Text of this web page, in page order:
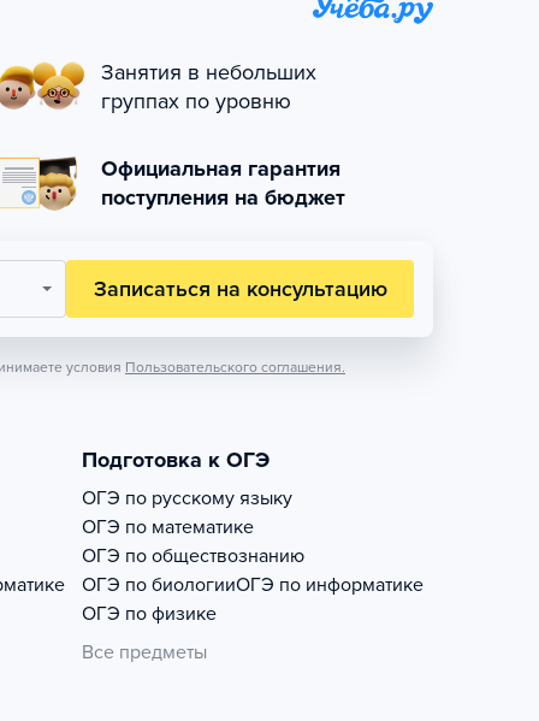
Занятия в небольших
группах по уровню
Официальная гарантия
поступления на бюджет
Записаться на консультацию
условия Пользовательского соглашения.
Подготовка к ОГЭ
ОГЭ по русскому языку
ОГЭ по математике
ОГЭ по обществознанию
ОГЭ по биологииОГЭ по информатике
ОГЭ по физике
Все предметы